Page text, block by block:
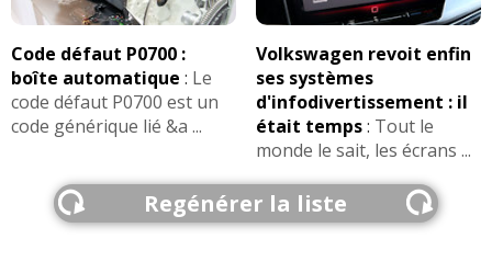
Code défaut P0700 :
boîte automatique : Le
code défaut P0700 est un
code générique lié &a ...
Volkswagen revoit enfin
ses systèmes
d'infodivertissement : il
était temps: Tout le
monde le sait, les écrans ...
Regénérer la liste